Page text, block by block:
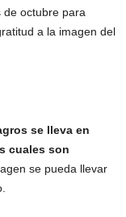
octubre para
a la imagen del
se lleva en
cuales son
se pueda llevar